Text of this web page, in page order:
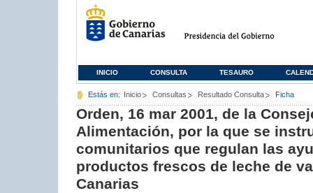
INICIO CONSULTA TESAURO
Estás en: Inicio Consultas Resultado Consulta Ficha
Orden, 16 mar 2001, de la
Alimentación, por la que se
comunitarios que regulan las
productos frescos de leche de
Canarias